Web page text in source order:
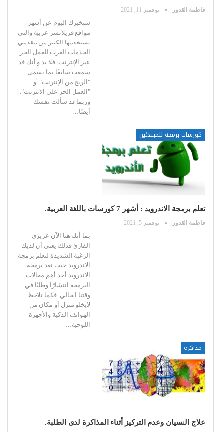
فاطمة القدور نوفمبر 11, 2021
سنخبرك اليوم عن أشهر
مواقع فريلانسر عربية والتي
يستخدمها الكثير من مقدمي
الخدمات العرب للعمل الحر
عبر الإنترنت. فلا بد و أنك قد
سمعت سابقًا بما يسمى
"الربح من الإنترنت" أو
"العمل الحر على الانترنت".
وربما قد سألت نفسك
أيضًا
كورسات برمجة للمبتدئين
تعلم برمجة الاندرويد : أشهر 7 كورسات باللغة العربية.
فاطمة القدور نوفمبر 5, 2021
بما أنك هنا الآن عزيزي
القارئ فذلك يعني أن لديك
الرغبة الشديدة لتعلم برمجة
الاندرويد حيث تعد برمجة
الاندرويد أحد أهم مجالات
البرمجة انتشارًا وطلبًا في
وقتنا الحالي. فكما تلاحظ
لايخلو منزل أو مكان من
الهواتف الذكية والأجهزة
اللوحية…
مذاكرة
علاج النسيان وعدم التركيز أثناء المذاكرة لدى الطلبة.